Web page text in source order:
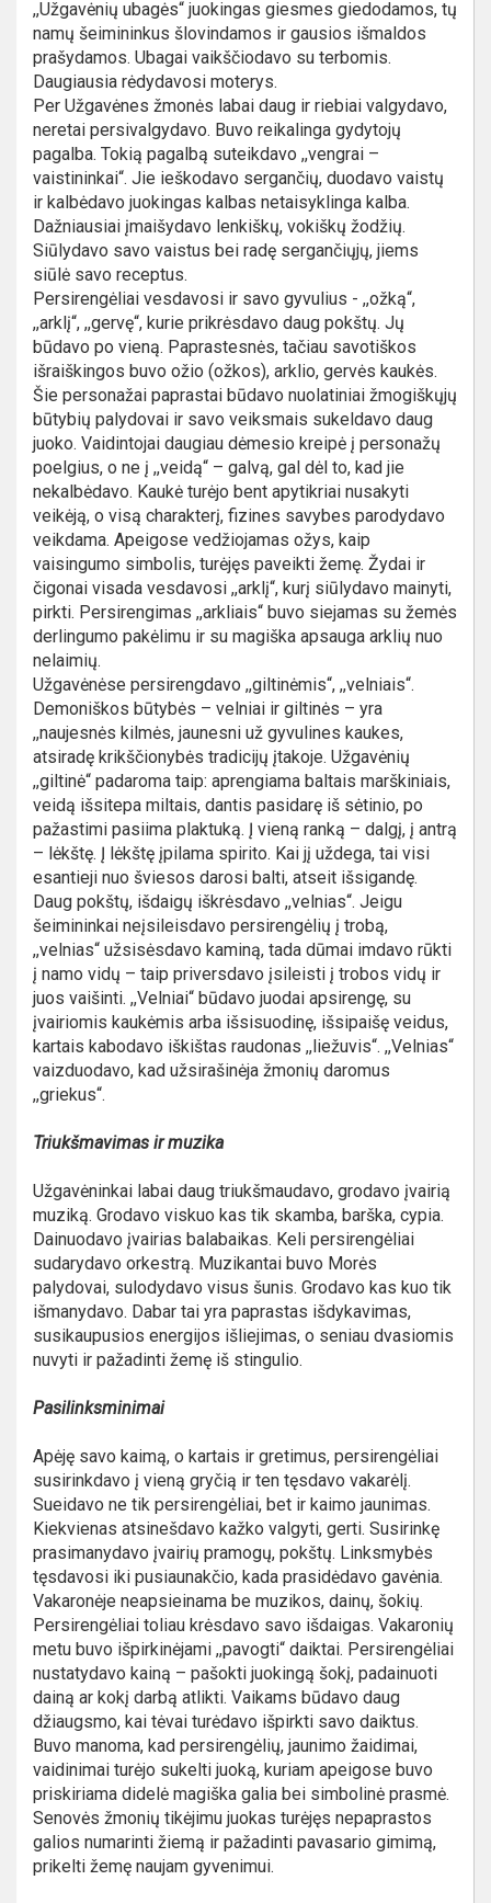
,,Užgavėnių ubagės“ juokingas giesmes giedodamos, tų
namų šeimininkus šlovindamos ir gausios išmaldos
prašydamos. Ubagai vaikščiodavo su terbomis.
Daugiausia rėdydavosi moterys.
Per Užgavėnes žmonės labai daug ir riebiai valgydavo,
neretai persivalgydavo. Buvo reikalinga gydytojų
pagalba. Tokią pagalbą suteikdavo ,,vengrai –
vaistininkai“. Jie ieškodavo sergančių, duodavo vaistų
ir kalbėdavo juokingas kalbas netaisyklinga kalba.
Dažniausiai įmaišydavo lenkiškų, vokiškų žodžių.
Siūlydavo savo vaistus bei radę sergančiųjų, jiems
siūlė savo receptus.
Persirengėliai vesdavosi ir savo gyvulius - ,,ožką“,
,,arklį“, ,,gervę“, kurie prikrėsdavo daug pokštų. Jų
būdavo po vieną. Paprastesnės, tačiau savotiškos
išraiškingos buvo ožio (ožkos), arklio, gervės kaukės.
Šie personažai paprastai būdavo nuolatiniai žmogiškųjų
būtybių palydovai ir savo veiksmais sukeldavo daug
juoko. Vaidintojai daugiau dėmesio kreipė į personažų
poelgius, o ne į ,,veidą“ – galvą, gal dėl to, kad jie
nekalbėdavo. Kaukė turėjo bent apytikriai nusakyti
veikėją, o visą charakterį, fizines savybes parodydavo
veikdama. Apeigose vedžiojamas ožys, kaip
vaisingumo simbolis, turėjęs paveikti žemę. Žydai ir
čigonai visada vesdavosi ,,arklį“, kurį siūlydavo mainyti,
pirkti. Persirengimas ,,arkliais“ buvo siejamas su žemės
derlingumo pakėlimu ir su magiška apsauga arklių nuo
nelaimių.
Užgavėnėse persirengdavo ,,giltinėmis“, ,,velniais“.
Demoniškos būtybės – velniai ir giltinės – yra
,,naujesnės kilmės, jaunesni už gyvulines kaukes,
atsiradę krikščionybės tradicijų įtakoje. Užgavėnių
,,giltinė“ padaroma taip: aprengiama baltais marškiniais,
veidą išsitepa miltais, dantis pasidarę iš sėtinio, po
pažastimi pasiima plaktuką. Į vieną ranką – dalgį, į antrą
– lėkštę. Į lėkštę įpilama spirito. Kai jį uždega, tai visi
esantieji nuo šviesos darosi balti, atseit išsigandę.
Daug pokštų, išdaigų iškrėsdavo ,,velnias“. Jeigu
šeimininkai neįsileisdavo persirengėlių į trobą,
,,velnias“ užsisėsdavo kaminą, tada dūmai imdavo rūkti
į namo vidų – taip priversdavo įsileisti į trobos vidų ir
juos vaišinti. ,,Velniai“ būdavo juodai apsirengę, su
įvairiomis kaukėmis arba išsisuodinę, išsipaišę veidus,
kartais kabodavo iškištas raudonas ,,liežuvis“. ,,Velnias“
vaizduodavo, kad užsirašinėja žmonių daromus
,,griekus“.
Triukšmavimas ir muzika
Užgavėninkai labai daug triukšmaudavo, grodavo įvairią
muziką. Grodavo viskuo kas tik skamba, barška, cypia.
Dainuodavo įvairias balabaikas. Keli persirengėliai
sudarydavo orkestrą. Muzikantai buvo Morės
palydovai, sulodydavo visus šunis. Grodavo kas kuo tik
išmanydavo. Dabar tai yra paprastas išdykavimas,
susikaupusios energijos išliejimas, o seniau dvasiomis
nuvyti ir pažadinti žemę iš stingulio.
Pasilinksminimai
Apėję savo kaimą, o kartais ir gretimus, persirengėliai
susirinkdavo į vieną gryčią ir ten tęsdavo vakarėlį.
Sueidavo ne tik persirengėliai, bet ir kaimo jaunimas.
Kiekvienas atsinešdavo kažko valgyti, gerti. Susirinkę
prasimanydavo įvairių pramogų, pokštų. Linksmybės
tęsdavosi iki pusiaunakčio, kada prasidėdavo gavėnia.
Vakaronėje neapsieinama be muzikos, dainų, šokių.
Persirengėliai toliau krėsdavo savo išdaigas. Vakaronių
metu buvo išpirkinėjami ,,pavogti“ daiktai. Persirengėliai
nustatydavo kainą – pašokti juokingą šokį, padainuoti
dainą ar kokį darbą atlikti. Vaikams būdavo daug
džiaugsmo, kai tėvai turėdavo išpirkti savo daiktus.
Buvo manoma, kad persirengėlių, jaunimo žaidimai,
vaidinimai turėjo sukelti juoką, kuriam apeigose buvo
priskiriama didelė magiška galia bei simbolinė prasmė.
Senovės žmonių tikėjimu juokas turėjęs nepaprastos
galios numarinti žiemą ir pažadinti pavasario gimimą,
prikelti žemę naujam gyvenimui.